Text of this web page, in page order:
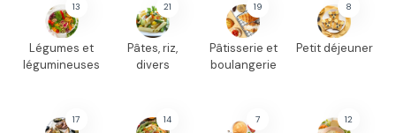
13
Légumes et
légumineuses
21
Pâtes, riz,
divers
19
Pâtisserie et
boulangerie
8
Petit déjeuner
17 14 7 12